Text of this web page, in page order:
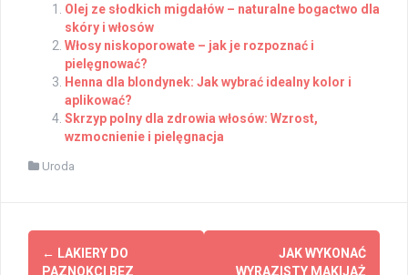
Olej ze słodkich migdałów – naturalne bogactwo dla
skóry i włosów
Włosy niskoporowate – jak je rozpoznać i
pielęgnować?
Henna dla blondynek: Jak wybrać idealny kolor i
aplikować?
Skrzyp polny dla zdrowia włosów: Wzrost,
wzmocnienie i pielęgnacja
Uroda
Post
← LAKIERY DO
PAZNOKCI BEZ
JAK WYKONAĆ
WYRAZISTY MAKIJAŻ